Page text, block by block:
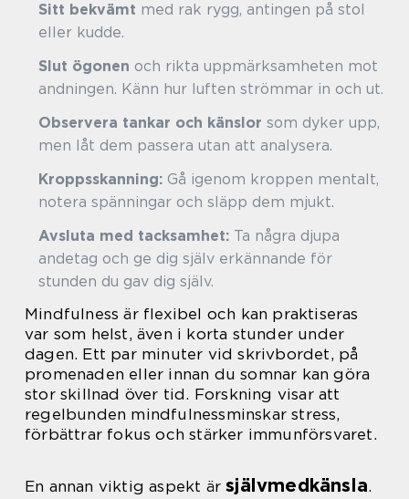
Sitt bekvämt med rak rygg, antingen på stol
eller kudde.
Slut ögonen och rikta uppmärksamheten mot
andningen. Känn hur luften strömmar in och ut.
Observera tankar och känslor som dyker upp,
men låt dem passera utan att analysera.
Kroppsskanning: Gå igenom kroppen mentalt,
notera spänningar och släpp dem mjukt.
Avsluta med tacksamhet: Ta några djupa
andetag och ge dig själv erkännande för
stunden du gav dig själv.
Mindfulness är flexibel och kan praktiseras
var som helst, även i korta stunder under
dagen. Ett par minuter vid skrivbordet, på
promenaden eller innan du somnar kan göra
stor skillnad över tid. Forskning visar att
regelbunden mindfulnessminskar stress,
förbättrar fokus och stärker immunförsvaret.
En annan viktig aspekt ärsjälvmedkänsla.